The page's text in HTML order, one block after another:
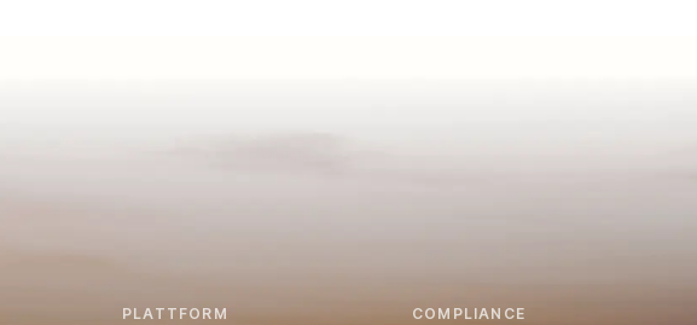
PLATTFORM
COMPLIANCE